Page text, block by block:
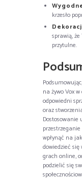
krzesło
sprawią,
przytulne.
na żywo Vox
odpowiedni
oraz
Dostosowanie
wpłynąć na
dowiedzieć
grach online,
podzielić się